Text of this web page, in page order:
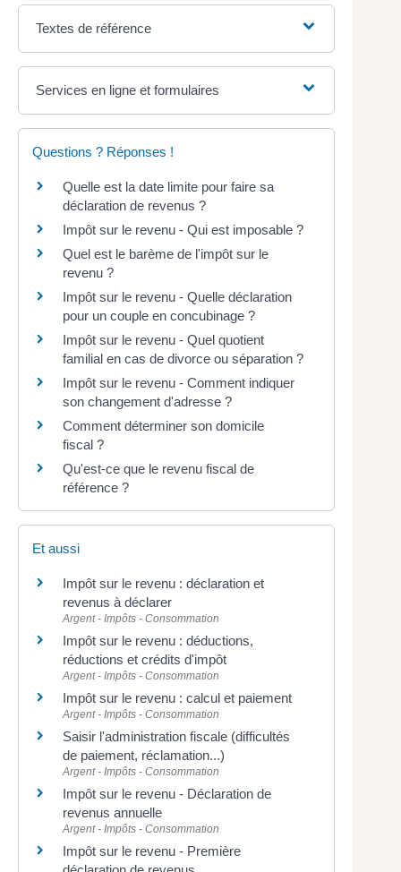
Textes de référence
Services en ligne et formulaires
Questions ? Réponses !
Quelle est la date limite pour faire sa
déclaration de revenus ?
Impôt sur le revenu - Qui est imposable ?
Quel est le barème de l'impôt sur le
revenu ?
Impôt sur le revenu - Quelle déclaration
pour un couple en concubinage ?
Impôt sur le revenu - Quel quotient
familial en cas de divorce ou séparation ?
Impôt sur le revenu - Comment indiquer
son changement d'adresse ?
Comment déterminer son domicile
fiscal ?
Qu'est-ce que le revenu fiscal de
référence ?
Et aussi
Impôt sur le revenu : déclaration et
revenus à déclarer
Argent - Impôts - Consommation
Impôt sur le revenu : déductions,
réductions et crédits d'impôt
Argent - Impôts - Consommation
Impôt sur le revenu : calcul et paiement
Argent - Impôts - Consommation
Saisir l'administration fiscale (difficultés
de paiement, réclamation...)
Argent - Impôts - Consommation
Impôt sur le revenu - Déclaration de
revenus annuelle
Argent - Impôts - Consommation
Impôt sur le revenu - Première